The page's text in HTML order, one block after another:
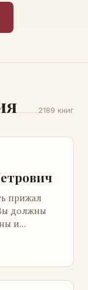
2189 книг
прижал
должны
и